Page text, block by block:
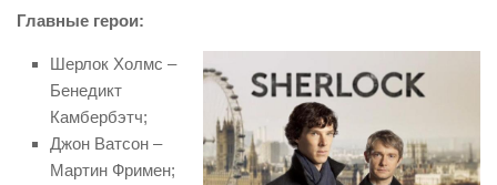
Главные герои:
Шерлок Холмс –
Бенедикт
Камбербэтч;
Джон Ватсон –
Мартин Фримен;